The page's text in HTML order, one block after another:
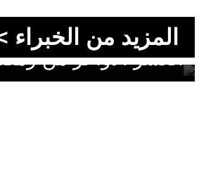
المزيد من الخبراء
الليالي التي قد تغيّر
العشر الأواخر من